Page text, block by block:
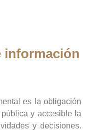
información
es la obligación
y accesible la
y decisiones.